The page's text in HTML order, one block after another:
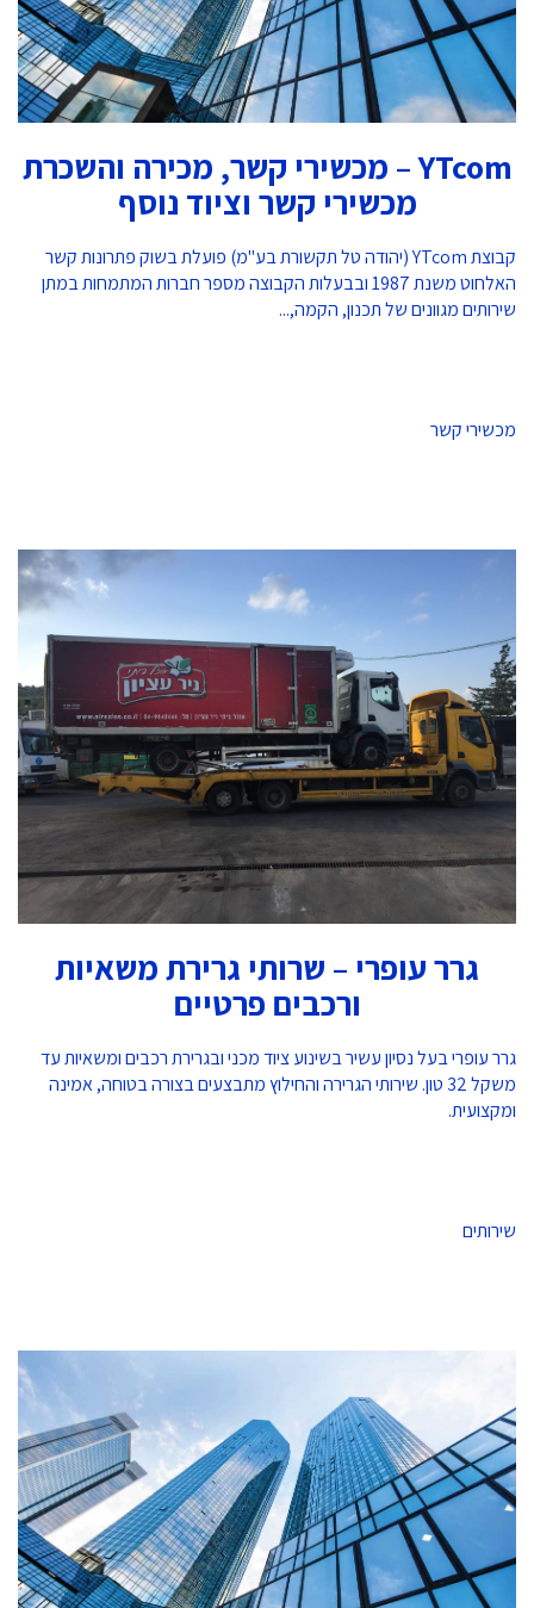
YTcom – מכשירי קשר, מכירה והשכרת
מכשירי קשר וציוד נוסף
קבוצת YTcom (יהודה טל תקשורת בע"מ) פועלת בשוק פתרונות קשר
האלחוט משנת 1987 ובבעלות הקבוצה מספר חברות המתמחות במתן
שירותים מגוונים של תכנון, הקמה,...
מכשירי קשר
גרר עופרי – שרותי גרירת משאיות
ורכבים פרטיים
גרר עופרי בעל נסיון עשיר בשינוע ציוד מכני ובגרירת רכבים ומשאיות עד
משקל 32 טון. שירותי הגרירה והחילוץ מתבצעים בצורה בטוחה, אמינה
ומקצועית.
שירותים